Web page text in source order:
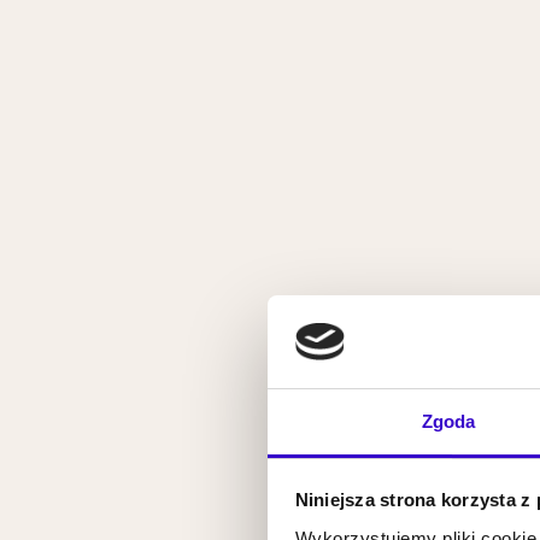
Zgoda
Niniejsza strona korzysta z